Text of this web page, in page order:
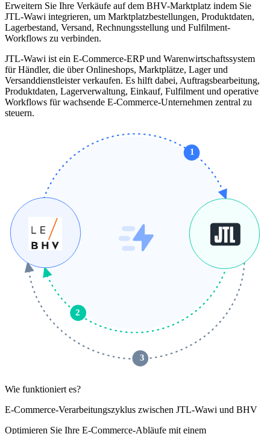
Erweitern Sie Ihre Verkäufe auf dem BHV-Marktplatz indem Sie
JTL-Wawi integrieren, um Marktplatzbestellungen, Produktdaten,
Lagerbestand, Versand, Rechnungsstellung und Fulfilment-
Workflows zu verbinden.
JTL-Wawi ist ein E-Commerce-ERP und Warenwirtschaftssystem
für Händler, die über Onlineshops, Marktplätze, Lager und
Versanddienstleister verkaufen. Es hilft dabei, Auftragsbearbeitung,
Produktdaten, Lagerverwaltung, Einkauf, Fulfilment und operative
Workflows für wachsende E-Commerce-Unternehmen zentral zu
steuern.
1
2
3
Wie funktioniert es?
E-Commerce-Verarbeitungszyklus zwischen JTL-Wawi und BHV
Optimieren Sie Ihre E-Commerce-Abläufe mit einem